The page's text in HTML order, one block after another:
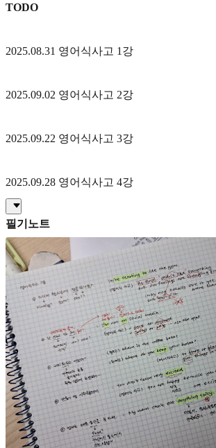
TODO
2025.08.31 영어식사고 1강
2025.09.02 영어식사고 2강
2025.09.22 영어식사고 3강
2025.09.28 영어식사고 4강
필기노트